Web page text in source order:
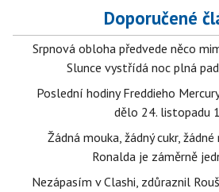
Doporučené
Srpnová obloha předvede něco
Slunce vystřídá noc plná
Poslední hodiny Freddieho
dělo 24. listopadu
Žádná mouka, žádný cukr,
Ronalda je záměrně
Nezápasím v Clashi, zdůraznil